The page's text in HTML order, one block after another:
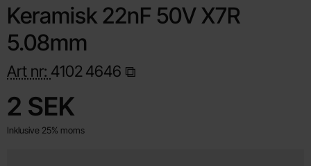
Keramisk 22nF 50V X7R
5.08mm
Art nr: 4102 4646
pris
2 SEK
Inklusive 25% moms